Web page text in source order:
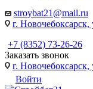
stroybat21@mail.ru
г.
+7 (8352) 73-26-26
Заказать звонок
г.
Войти